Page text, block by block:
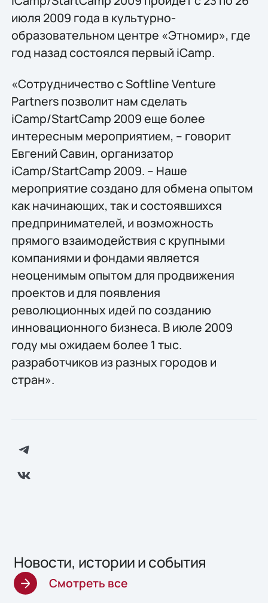
июля 2009 года в культурно-
образовательном центре «Этномир», где
год назад состоялся первый iCamp.
«Сотрудничество с Softline Venture
Partners позволит нам сделать
iCamp/StartCamp 2009 еще более
интересным мероприятием, – говорит
Евгений Савин, организатор
iCamp/StartCamp 2009. – Наше
мероприятие создано для обмена опытом
как начинающих, так и состоявшихся
предпринимателей, и возможность
прямого взаимодействия с крупными
компаниями и фондами является
неоценимым опытом для продвижения
проектов и для появления
революционных идей по созданию
инновационного бизнеса. В июле 2009
году мы ожидаем более 1 тыс.
разработчиков из разных городов и
стран».
Новости, истории и события
Смотреть все